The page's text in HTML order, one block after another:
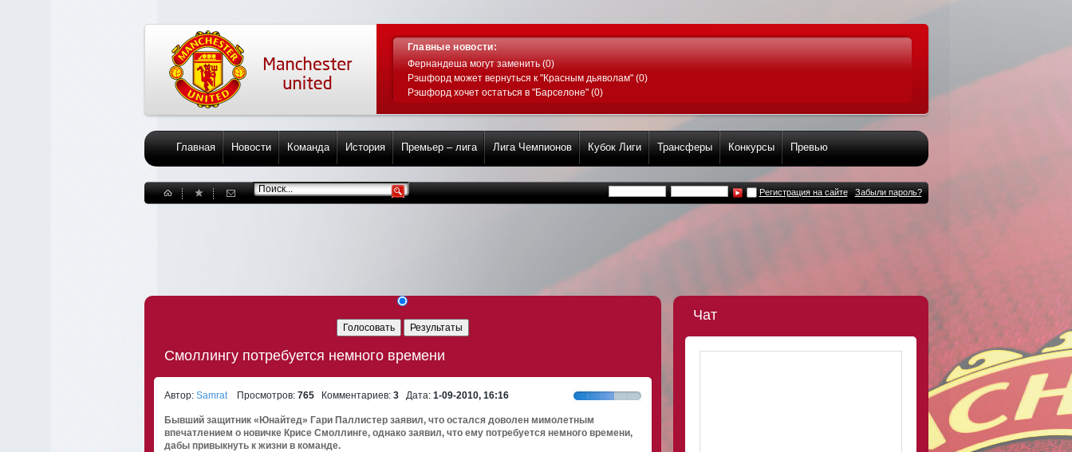
Главные новости:
Фернандеша могут заменить (0)
Рэшфорд может вернуться к "Красным дьяволам" (0)
Рэшфорд хочет остаться в "Барселоне" (0)
Главная Новости Команда История Премьер – лига Лига Чемпионов Кубок Лиги Трансферы Конкурсы Превью
Регистрация на сайте Забыли пароль?
Голосовать Результаты
Смоллингу потребуется немного времени
Автор: SamratПросмотров: 765Комментариев: 3Дата: 1-09-2010, 16:16
Бывший защитник «Юнайтед» Гари Паллистер заявил, что остался доволен мимолетным
впечатлением о новичке Крисе Смоллинге, однако заявил, что ему потребуется немного времени,
дабы привыкнуть к жизни в команде.
Чат